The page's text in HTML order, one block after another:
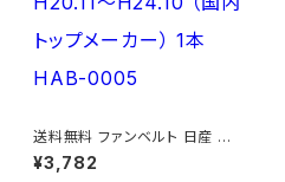
送料無料 ファンベルト 日産 キ
ューブ 型式Z12 H20.11～H24.
10 （国内トップメーカー） 1本 H
¥3,782